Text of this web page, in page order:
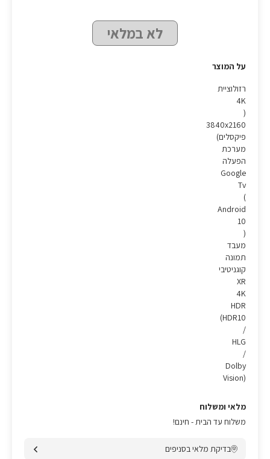
לא במלאי
על המוצר
רזולוציית
4K
(
3840x2160
פיקסלים)
מערכת
הפעלה
Google
Tv
(
Android
10
)
מעבד
תמונה
קוגניטיבי
XR
4K
HDR
(HDR10
/
HLG
/
Dolby
Vision)
מלאי ומשלוח
משלוח עד הבית - חינם!
בדיקת מלאי בסניפים